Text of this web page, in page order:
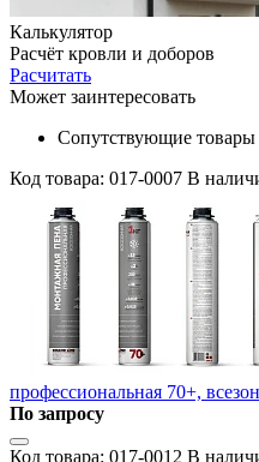
Калькулятор
Расчёт кровли и доборов
Расчитать
Может заинтересовать
Сопутствующие товары
Код товара: 017-0007 В
профессиональная 70+,
По запросу
Код товара: 017-0012 В